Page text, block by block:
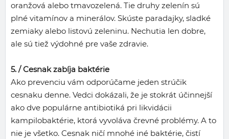
oranžová alebo tmavozelená. Tie druhy zelenín sú
plné vitamínov a minerálov. Skúste paradajky, sladké
zemiaky alebo listovú zeleninu. Nechutia len dobre,
ale sú tiež výdohné pre vaše zdravie.
5. /Cesnak zabíja baktérie
Ako prevenciu vám odporúčame jeden strúčik
cesnaku denne. Vedci dokázali, že je stokrát účinnejší
ako dve populárne antibiotiká pri likvidácii
kampilobaktérie, ktorá vyvoláva črevné problémy. A to
nie je všetko. Cesnak ničí mnohé iné baktérie, čistí